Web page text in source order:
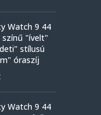
Watch 9 44
színű "ívelt"
stílusú
óraszíj
Watch 9 44